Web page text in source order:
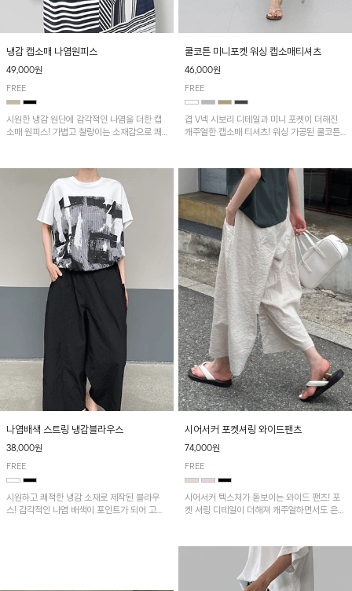
냉감 캡소매 나염원피스
49,000원
FREE
시원한 냉감 원단에 감각적인 나염을 더한 캡
소매 원피스! 가볍고 찰랑이는 소재감으로 쾌
쿨코튼 미니포켓 워싱 캡소매티셔츠
46,000원
FREE
겹 V넥 시보리 디테일과 미니 포켓이 더해진
캐주얼한 캡소매 티셔츠! 워싱 가공된 쿨코튼
나염배색 스트링 냉감블라우스
38,000원
FREE
시원하고 쾌적한 냉감 소재로 제작된 블라우
스! 감각적인 나염 배색이 포인트가 되어 고급
시어서커 포켓셔링 와이드팬츠
74,000원
FREE
시어서커 텍스처가 돋보이는 와이드 팬츠! 포
켓 셔링 디테일이 더해져 캐주얼하면서도 은은
다. 가볍고 쾌적한 착용감으로 여름철 데일리
아이템으로 활용하기 좋아요~